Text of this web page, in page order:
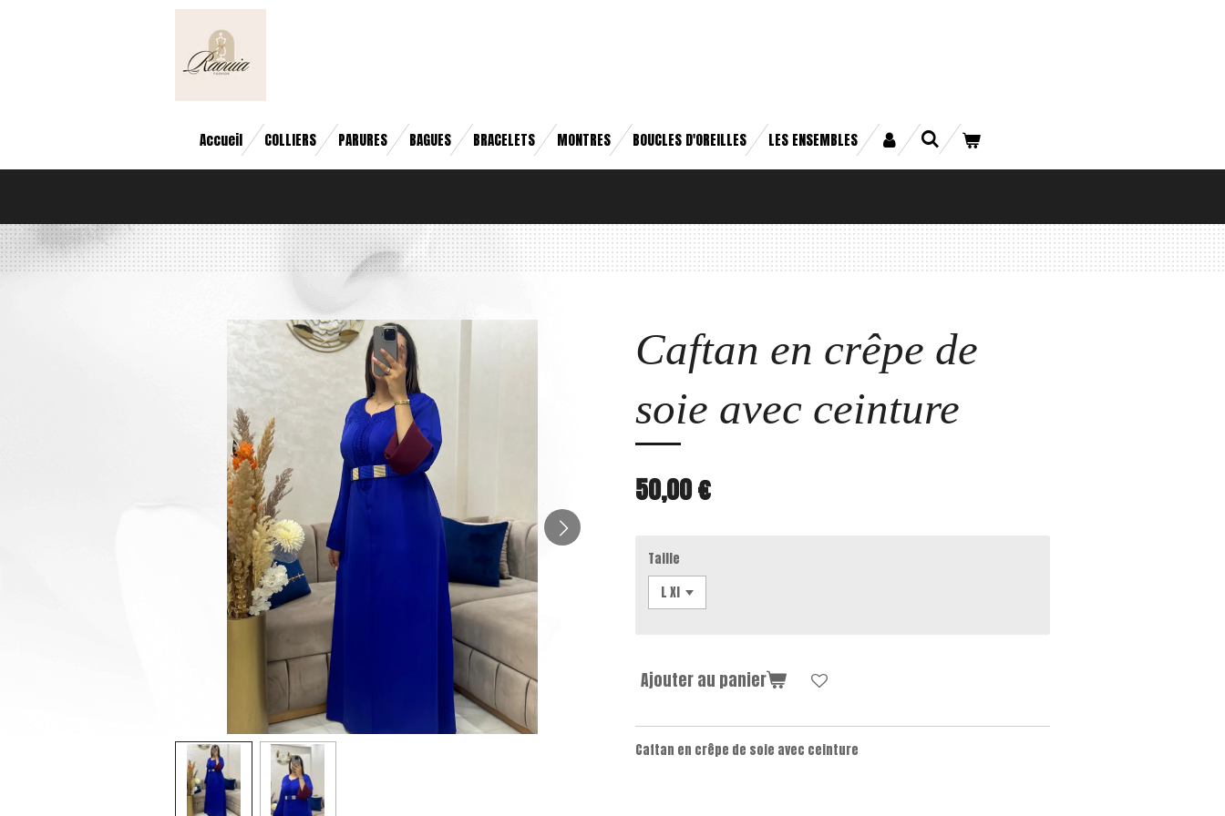
Accueil COLLIERS PARURES BAGUES BRACELETS MONTRES BOUCLES D'OREILLES LES ENSEMBLES
Caftan en crêpe de
soie avec ceinture
50,00 €
Taille
Ajouter au panier
Caftan en crêpe de soie avec ceinture